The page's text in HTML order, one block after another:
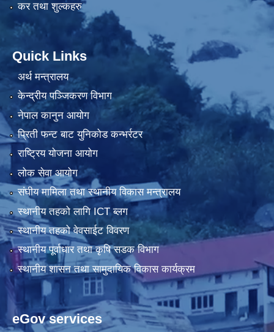
कर तथा शुल्कहरु
Quick Links
अर्थ मन्त्रालय
केन्द्रीय पञ्जिकरण विभाग
नेपाल कानुन आयोग
प्रिती फन्ट बाट युनिकोड कन्भर्रटर
राष्ट्रिय योजना आयोग
लोक सेवा आयोग
संघीय मामिला तथा स्थानीय विकास मन्त्रालय
स्थानीय तहको लागि ICT ब्लग
स्थानीय तहको वेवसाईट विवरण
स्थानीय पूर्वाधार तथा कृषि सडक विभाग
स्थानीय शासन तथा सामुदायिक विकास कार्यक्रम
eGov services